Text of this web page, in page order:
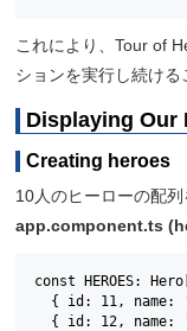
これにより、Tour of
ションを実行し続ける
Displaying Our
Creating heroes
10人のヒーローの配列
app.component.ts
const HEROES:
{ id: 11, name:
{ id: 12, name: